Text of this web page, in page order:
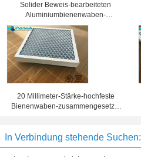
Solider Beweis-bearbeiteten
Aluminiumbienenwaben-
Sandwich-Platten
Oberflächenbehandlung
20 Millimeter-Stärke-hochfeste
Bienenwaben-zusammengesetzte
In Verbindung stehende Suchen: